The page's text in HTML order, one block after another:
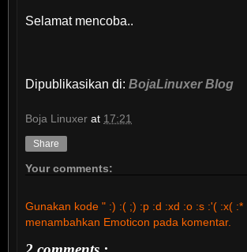
Selamat mencoba..
Dipublikasikan di:BojaLinuxer Blog
Boja Linuxer at 17:21
Share
Your comments:
Gunakan kode " :) :( ;) :p :d :xd :o :s :'( :x( :*
menambahkan Emoticon pada komentar.